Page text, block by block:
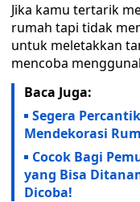
Jika kamu tertarik
rumah tapi tidak
untuk meletakkan
mencoba
Baca Juga:
Segera
Mendekorasi
Cocok Bagi
yang Bisa
Dicoba!